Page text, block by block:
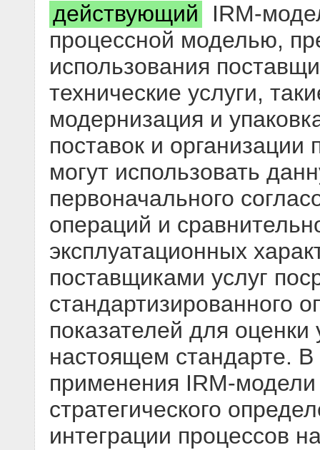
действующий
IRM-
процессной моделью,
использования
технические услуги,
модернизация и
поставок и организации
могут использовать
первоначального
операций и
эксплуатационных
поставщиками услуг
стандартизированного
показателей для оценки
настоящем стандарте.
применения IRM-модели
стратегического
интеграции процессов